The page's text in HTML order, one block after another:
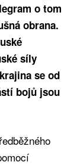
o tom
obrana.
síly
se od
bojů jsou